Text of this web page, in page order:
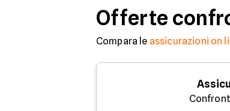
Offerte
Compara le assicurazioni on